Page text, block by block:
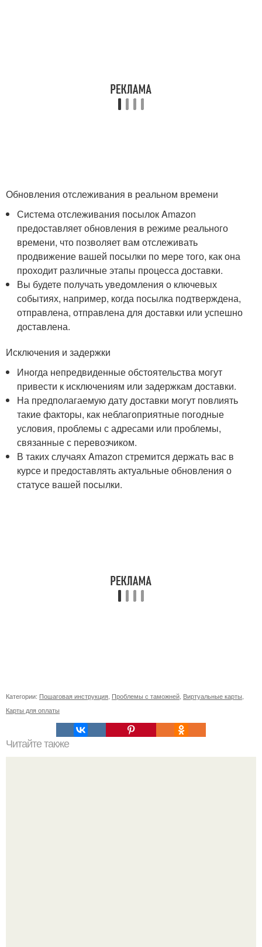
Обновления отслеживания в реальном времени
Система отслеживания посылок Amazon
предоставляет обновления в режиме реального
времени, что позволяет вам отслеживать
продвижение вашей посылки по мере того, как она
проходит различные этапы процесса доставки.
Вы будете получать уведомления о ключевых
событиях, например, когда посылка подтверждена,
отправлена, отправлена для доставки или успешно
доставлена.
Исключения и задержки
Иногда непредвиденные обстоятельства могут
привести к исключениям или задержкам доставки.
На предполагаемую дату доставки могут повлиять
такие факторы, как неблагоприятные погодные
условия, проблемы с адресами или проблемы,
связанные с перевозчиком.
В таких случаях Amazon стремится держать вас в
курсе и предоставлять актуальные обновления о
статусе вашей посылки.
Категории: Пошаговая инструкция Проблемы с таможней Виртуальные карты
Карты для оплаты
Читайте также